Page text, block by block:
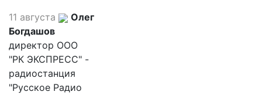
11 августа
Олег
Богдашов
директор ООО
"РК ЭКСПРЕСС" -
радиостанция
"Русское Радио